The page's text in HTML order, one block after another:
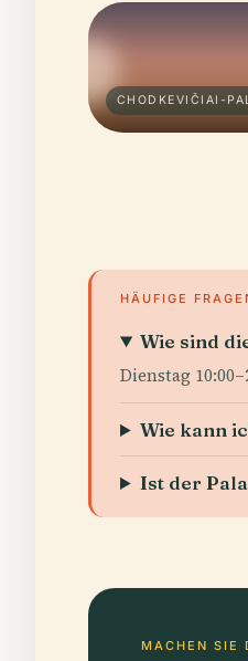
CHODKEVIČIAI-
HÄUFIGE
Wie sind
Dienstag
Wie kann
Ist der
MACHEN SIE